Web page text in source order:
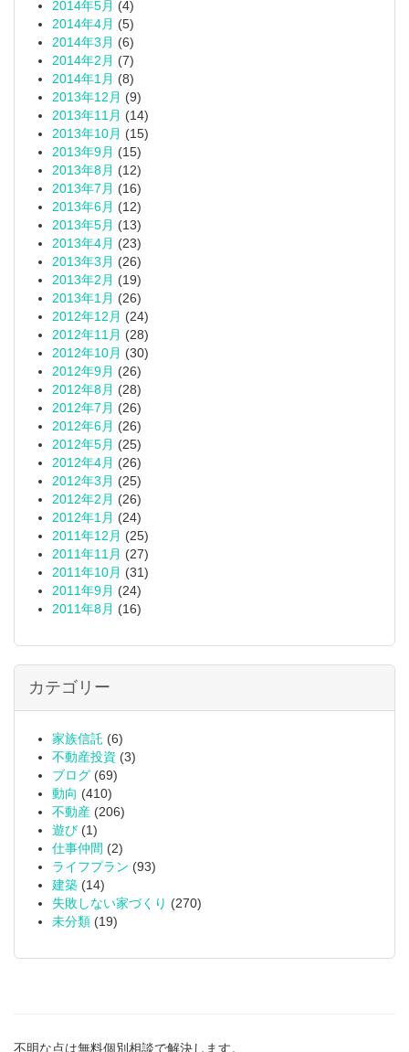
2014年5月 (4)
2014年4月 (5)
2014年3月 (6)
2014年2月 (7)
2014年1月 (8)
2013年12月 (9)
2013年11月 (14)
2013年10月 (15)
2013年9月 (15)
2013年8月 (12)
2013年7月 (16)
2013年6月 (12)
2013年5月 (13)
2013年4月 (23)
2013年3月 (26)
2013年2月 (19)
2013年1月 (26)
2012年12月 (24)
2012年11月 (28)
2012年10月 (30)
2012年9月 (26)
2012年8月 (28)
2012年7月 (26)
2012年6月 (26)
2012年5月 (25)
2012年4月 (26)
2012年3月 (25)
2012年2月 (26)
2012年1月 (24)
2011年12月 (25)
2011年11月 (27)
2011年10月 (31)
2011年9月 (24)
2011年8月 (16)
カテゴリー
家族信託 (6)
不動産投資 (3)
ブログ (69)
動向 (410)
不動産 (206)
遊び (1)
仕事仲間 (2)
ライフプラン (93)
建築 (14)
失敗しない家づくり (270)
未分類 (19)
不明な点は無料個別相談で解決します。